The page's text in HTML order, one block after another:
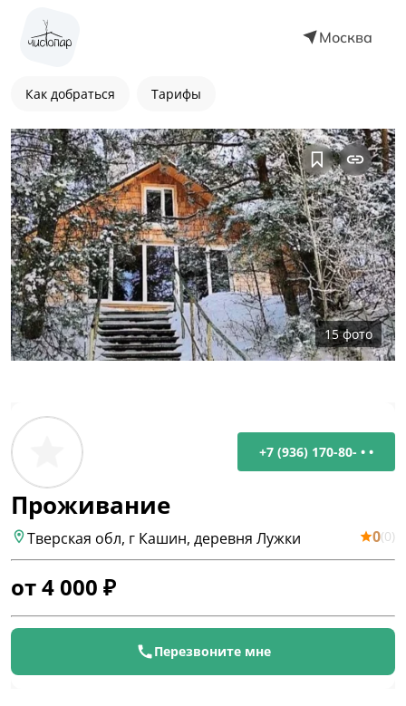
Москва
Как добраться Тарифы
15фото
+7 (936) 170-80- • •
Проживание
Тверская обл, г Кашин, деревня Лужки 0(0)
от4 000 ₽
Перезвоните мне